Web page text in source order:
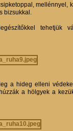
mellénnyel,
bizsukkal.
tehetjük
a hideg elleni
a hölgyek a